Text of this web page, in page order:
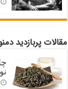
مقالات پربازدید